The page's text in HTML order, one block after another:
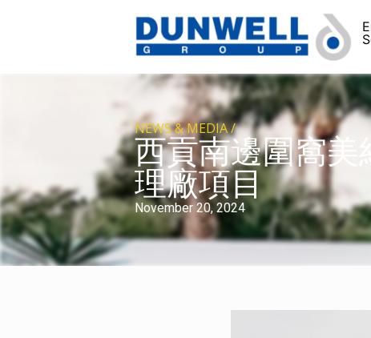
NEWS & MEDIA /
西貢南邊圍窩
理廠項目
November 20, 2024